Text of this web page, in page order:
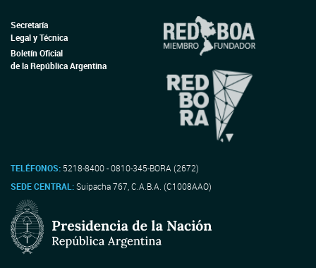
Secretaría
Legal y Técnica
Boletín Oficial
de la República Argentina
TELÉFONOS: 5218-8400 - 0810-345-BORA (2672)
SEDE CENTRAL:Suipacha 767, C.A.B.A. (C1008AAO)